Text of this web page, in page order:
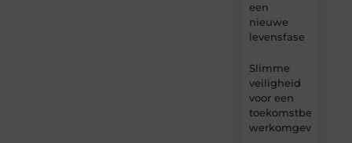
een
nieuwe
levensfase
Slimme
veiligheid
voor een
werkomgeving